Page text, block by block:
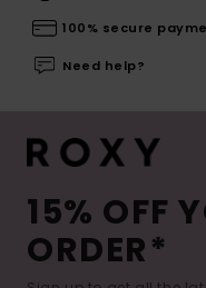
100% secure
Need help?
15% OFF
ORDER*